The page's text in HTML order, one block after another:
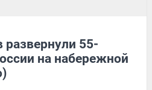
развернули 55-
на набережной